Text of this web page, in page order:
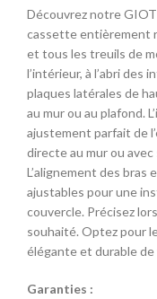
Découvrez notre
cassette entièrement
et tous les treuils de
l’intérieur, à l’abri des
plaques latérales de
au mur ou au plafond.
ajustement parfait de
directe au mur ou
L’alignement des bras
ajustables pour une
couvercle. Précisez
souhaité. Optez pour
élégante et durable
Garanties :